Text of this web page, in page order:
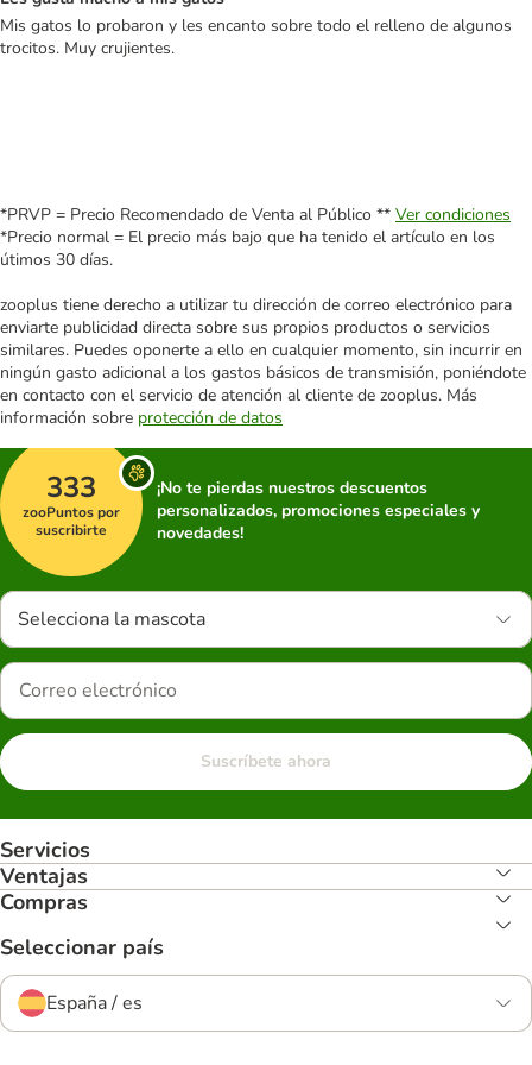
Mis gatos lo probaron y les encanto sobre todo el relleno de algunos
trocitos. Muy crujientes.
*PRVP = Precio Recomendado de Venta al Público ** Ver condiciones
*Precio normal = El precio más bajo que ha tenido el artículo en los
útimos 30 días.
zooplus tiene derecho a utilizar tu dirección de correo electrónico para
enviarte publicidad directa sobre sus propios productos o servicios
similares. Puedes oponerte a ello en cualquier momento, sin incurrir en
ningún gasto adicional a los gastos básicos de transmisión, poniéndote
en contacto con el servicio de atención al cliente de zooplus. Más
información sobre protección de datos
333
zooPuntos por
suscribirte
¡No te pierdas nuestros descuentos
personalizados, promociones especiales y
novedades!
Selecciona la mascota
Suscríbete ahora
Servicios
Ventajas
Compras
Seleccionar país
España / es